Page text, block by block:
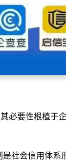
必要性根植
社会信用体